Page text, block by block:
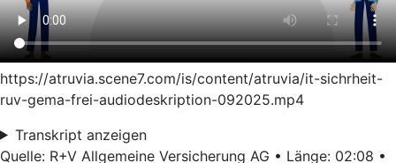
https://atruvia.scene7.com/is/content/atruvia/it-sichrheit-
ruv-gema-frei-audiodeskription-092025.mp4
Transkript anzeigen
Quelle: R+V Allgemeine Versicherung AG • Länge: 02:08 •